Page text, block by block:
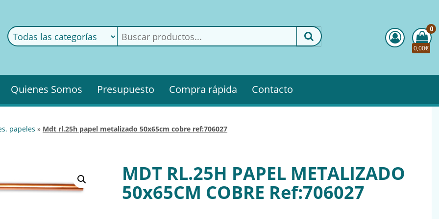
0
0,00€
Quienes Somos Presupuesto Compra rápida Contacto
papeles » mdt rl.25h papel metalizado 50x65cm cobre ref:706027
MDT RL.25H PAPEL METALIZADO
50x65CM COBRE Ref:706027